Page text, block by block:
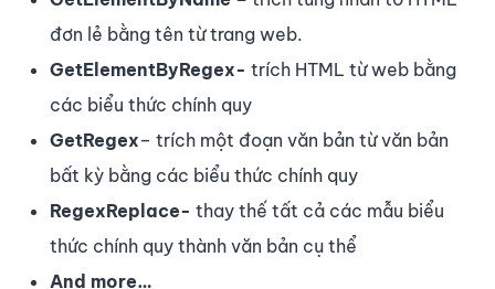
đơn lẻ bằng tên từ trang web.
GetElementByRegex- trích HTML từ web bằng
các biểu thức chính quy
GetRegex– trích một đoạn văn bản từ văn bản
bất kỳ bằng các biểu thức chính quy
RegexReplace- thay thế tất cả các mẫu biểu
thức chính quy thành văn bản cụ thể
And more…